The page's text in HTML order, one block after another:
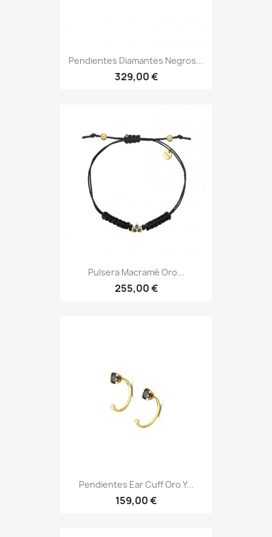
Pendientes Diamantes Negros...
329,00 €
Pulsera Macramé Oro...
255,00 €
Pendientes Ear Cuff Oro Y...
159,00 €